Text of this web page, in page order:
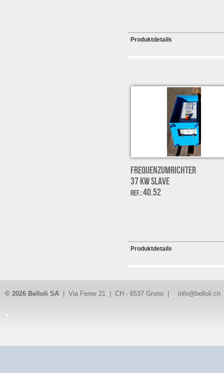
Produktdetails
Frequenzumrichter
37 kW Slave
Ref.:40.52
Produktdetails
© 2026 Belloli SA | Via Feree 21 | CH - 6537 Grono | info@belloli.ch